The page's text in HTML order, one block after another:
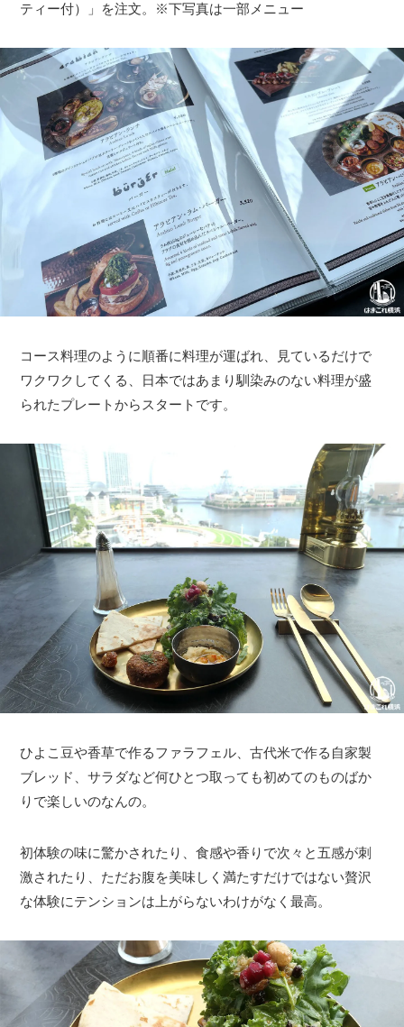
ティー付）」を注文。※下写真は一部メニュー
コース料理のように順番に料理が運ばれ、見ているだけで
ワクワクしてくる、日本ではあまり馴染みのない料理が盛
られたプレートからスタートです。
ひよこ豆や香草で作るファラフェル、古代米で作る自家製
ブレッド、サラダなど何ひとつ取っても初めてのものばか
りで楽しいのなんの。
初体験の味に驚かされたり、食感や香りで次々と五感が刺
激されたり、ただお腹を美味しく満たすだけではない贅沢
な体験にテンションは上がらないわけがなく最高。